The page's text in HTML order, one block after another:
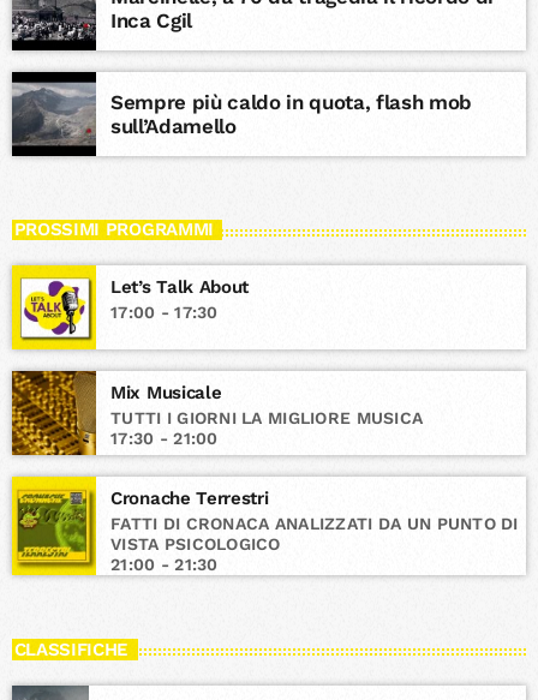
Inca Cgil
Sempre più caldo in quota, flash mob
sull’Adamello
PROSSIMI PROGRAMMI
Let’s Talk About
17:00 - 17:30
Mix Musicale
TUTTI I GIORNI LA MIGLIORE MUSICA
17:30 - 21:00
Cronache Terrestri
FATTI DI CRONACA ANALIZZATI DA UN PUNTO DI
VISTA PSICOLOGICO
21:00 - 21:30
CLASSIFICHE